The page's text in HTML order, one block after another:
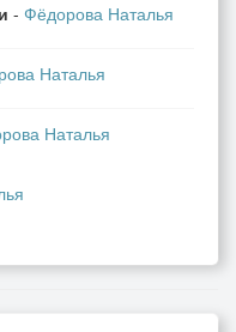
- Фёдорова Наталья
Наталья
Наталья